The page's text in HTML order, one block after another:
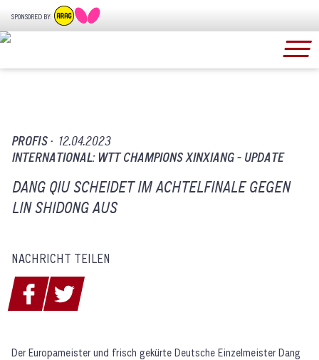
SPONSORED BY:
PROFIS · 12.04.2023
INTERNATIONAL: WTT CHAMPIONS XINXIANG - UPDATE
DANG QIU SCHEIDET IM ACHTELFINALE GEGEN
LIN SHIDONG AUS
NACHRICHT TEILEN
Der Europameister und frisch gekürte Deutsche Einzelmeister Dang